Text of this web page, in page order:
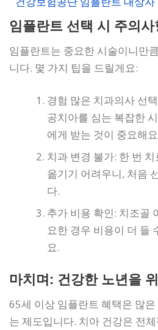
임플란트 선택 시 주의사
임플란트는 중요한 시술이니만
니다. 몇 가지 팁을 드릴게요:
경험 많은 치과의사 선
공치아를 심는 복잡한
에게 받는 것이 중요해
치과 변경 불가: 한 번
옮기기 어려우니, 처음
다.
추가 비용 확인: 치조골
요한 경우 비용이 더 들
요.
마치며: 건강한 노년을
65세 이상 임플란트 혜택은 많
는 제도입니다. 치아 건강은 전